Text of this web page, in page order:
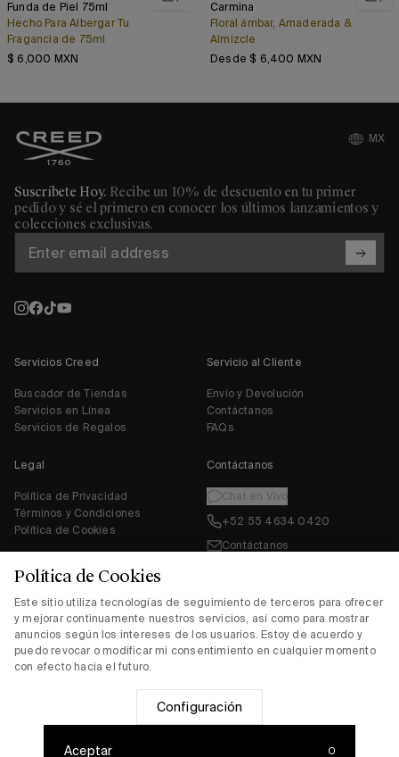
de
Piel
75ml
Funda de Piel 75ml
Hecho Para Albergar Tu
Fragancia de 75ml
$ 6,000 MXN
Carmina
Floral ámbar, Amaderada &
Almizcle
Desde $ 6,400 MXN
Únete al Club de Miembros de Creed
Regístrate y recibe las últimas noticias y sé el primero en enterarte
de exclusivas en línea y nuevos lanzamientos de productos de The
Nombre *
Dirección de correo electrónico * *
Género
Día
Acepto la política de privacidady lostérminos y condiciones
MX
Suscríbete Hoy. Recibe un 10% de descuento en tu primer
pedido y sé el primero en conocer los últimos lanzamientos y
colecciones exclusivas.
correo
Servicios Creed
Buscador de Tiendas
Servicios en Línea
Servicios de Regalos
Servicio al Cliente
Envío y Devolución
Contáctanos
FAQs
Legal
Política de Privacidad
Términos y Condiciones
Política de Cookies
Contáctanos
Chat en Vivo
+52 55 4634 0420
Contáctanos
Envío y DevoluciónContáctanosFAQsConfiguración
© 2026 Creed Boutique
Política de Cookies
Este sitio utiliza tecnologías de seguimiento de terceros para ofrecer
y mejorar continuamente nuestros servicios, así como para mostrar
anuncios según los intereses de los usuarios. Estoy de acuerdo y
puedo revocar o modificar mi consentimiento en cualquier momento
con efecto hacia el futuro.
Configuración
Aceptar